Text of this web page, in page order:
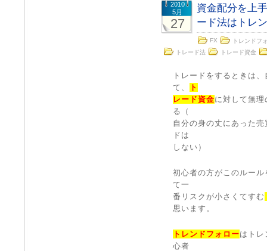
2010
5月
27
資金配分を上
ード法はトレ
FX
トレンドフ
トレード法
トレード資金
トレードをするときは、
て、
ト
レード資金に対して無
る（
自分の身の丈にあった
ドは
しない）
初心者の方がこのルー
て一
番リスクが小さくてすむ
思います。
トレンドフォローはトレ
心者